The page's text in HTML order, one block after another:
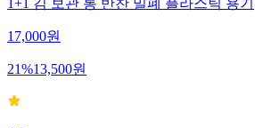
1+1 김 보관 통 반찬 밀폐 플라스틱 용기
17,000원
21%13,500원